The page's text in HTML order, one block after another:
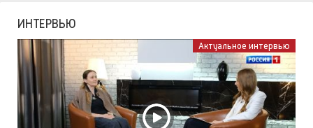
ИНТЕРВЬЮ
Актуальное интервью